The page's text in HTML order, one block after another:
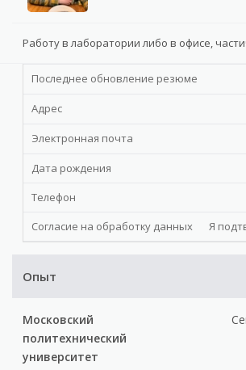
Работу в лаборатории либо в офисе,
Последнее обновление резюме
Адрес
Электронная почта
Дата рождения
Телефон
Согласие на обработку данных
Я
Опыт
Московский
политехнический
университет